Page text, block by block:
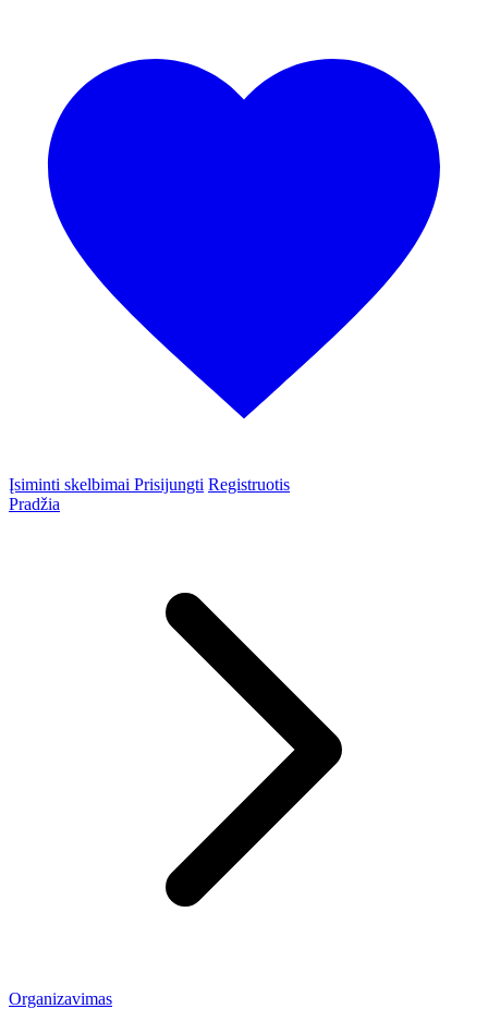
Įsiminti skelbimai Prisijungti Registruotis
Pradžia
Organizavimas